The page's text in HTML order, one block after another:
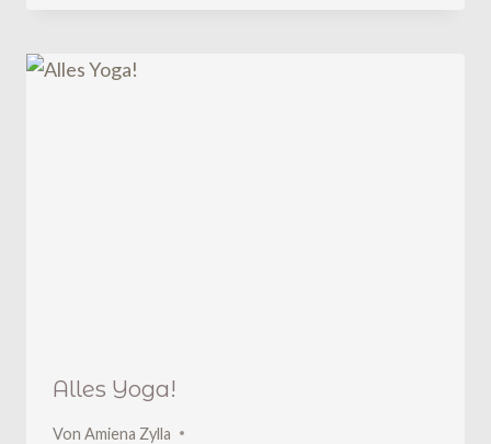
Alles Yoga!
Von Amiena Zylla